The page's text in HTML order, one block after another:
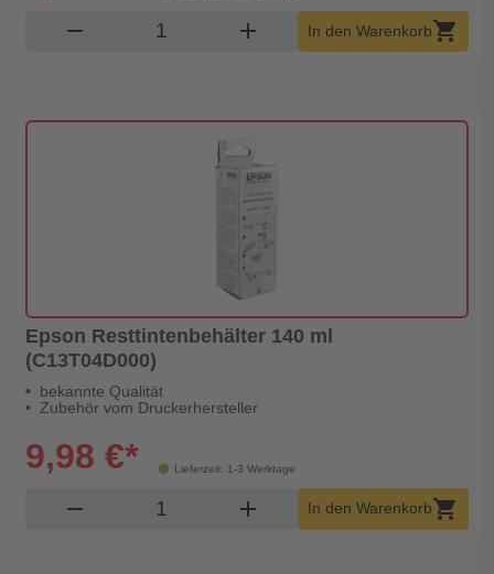
remove Produkt Warenkorb Menge
add In den Warenkorbshopping_cart
Epson Resttintenbehälter 140 ml
(C13T04D000)
bekannte Qualität
Zubehör vom Druckerhersteller
Lieferzeit: 1-3 Werktage
9,98 €*
remove Produkt Warenkorb Menge
add In den Warenkorbshopping_cart